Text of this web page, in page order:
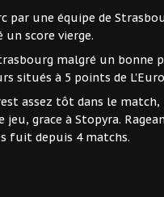
par une équipe de
score vierge.
malgré un bonne
situés à 5 points de
assez tôt dans le
jeu, grace à Stopyra.
fuit depuis 4 matchs.